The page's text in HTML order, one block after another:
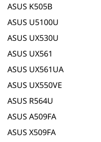
ASUS K505B
ASUS U5100U
ASUS UX530U
ASUS UX561
ASUS UX561UA
ASUS UX550VE
ASUS R564U
ASUS A509FA
ASUS X509FA